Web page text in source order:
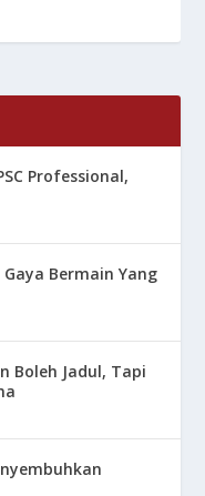
Professional,
Bermain Yang
Boleh Jadul, Tapi